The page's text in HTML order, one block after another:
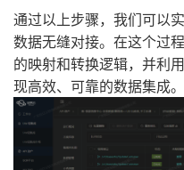
通过以上步骤，我们可以
数据无缝对接。在这个过
的映射和转换逻辑，并利
现高效、可靠的数据集成。